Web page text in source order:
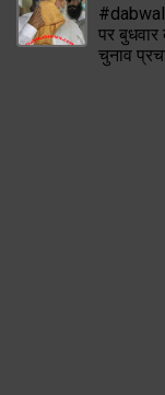
पर बुधवार
चुनाव